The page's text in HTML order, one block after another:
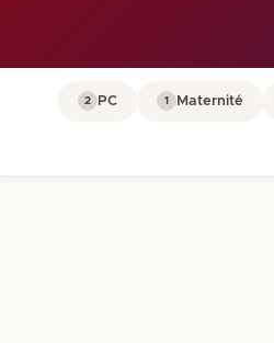
Maternité
1
PC
2